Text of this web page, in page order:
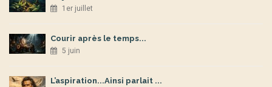
1er juillet
Courir après le temps...
5 juin
L’aspiration...Ainsi parlait ...